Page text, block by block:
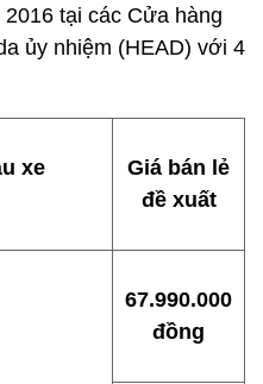
tại các Cửa hàng
ủy nhiệm (HEAD) với 4
xe
Giá bán lẻ
đề xuất
67.990.000
đồng